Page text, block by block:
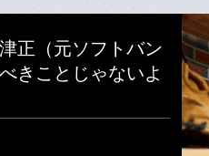
正（元ソフトバン
きことじゃないよ